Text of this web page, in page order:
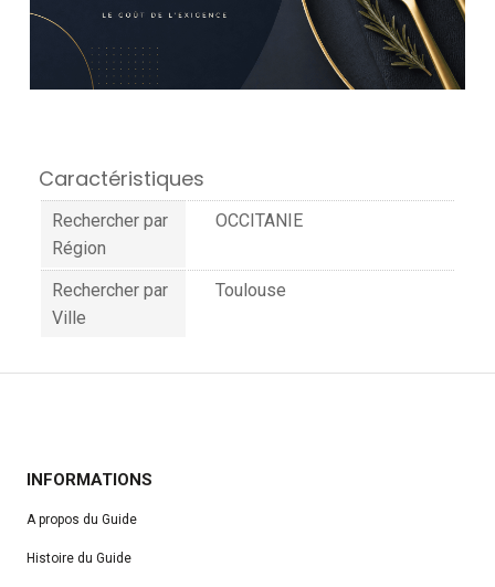
Caractéristiques
Rechercher par
Région
OCCITANIE
Rechercher par
Ville
Toulouse
INFORMATIONS
A propos du Guide
Histoire du Guide